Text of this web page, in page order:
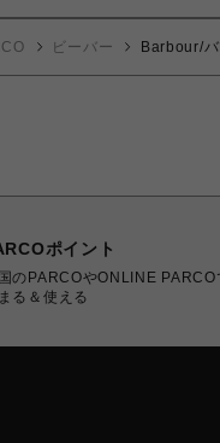
ビーバー Barbour/
ポイント
のPARCOやONLINE PARCO
る＆使える